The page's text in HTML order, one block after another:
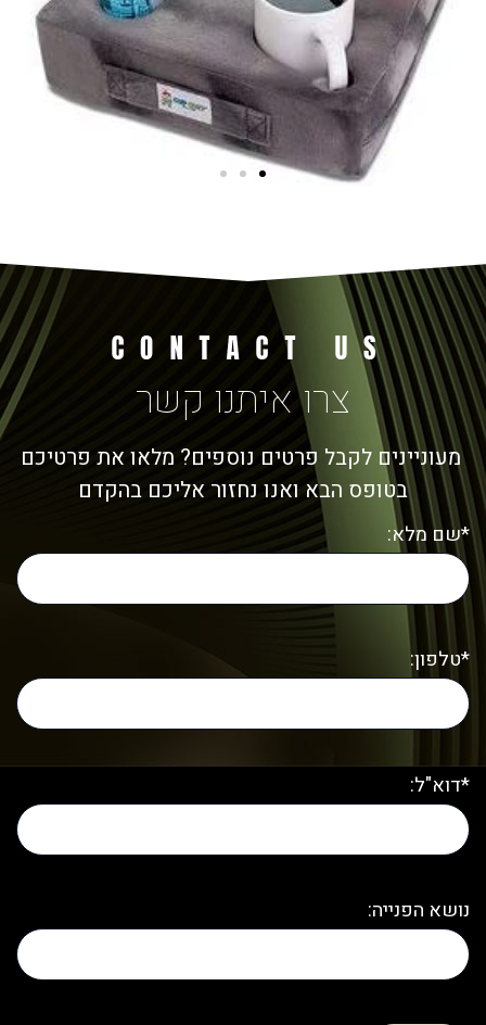
צרו איתנו קשר
מעוניינים לקבל פרטים נוספים? מלאו את פרטיכם
בטופס הבא ואנו נחזור אליכם בהקדם
*שם מלא:
*טלפון:
*דוא"ל:
נושא הפנייה: